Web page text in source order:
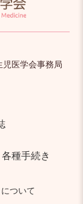
医学会事務局
各種手続き
ついて